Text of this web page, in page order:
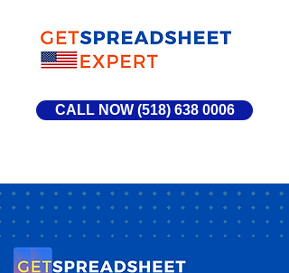
CALL NOW (518) 638 0006